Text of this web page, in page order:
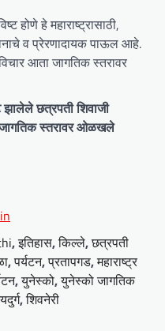
होणे हे महाराष्ट्रासाठी,
व प्रेरणादायक पाऊल आहे.
आता जागतिक स्तरावर
झालेले छत्रपती शिवाजी
स्तरावर ओळखले
,इतिहास,किल्ले,छत्रपती
,पर्यटन,प्रतापगड,महाराष्ट्र
,युनेस्को,युनेस्को जागतिक
,शिवनेरी